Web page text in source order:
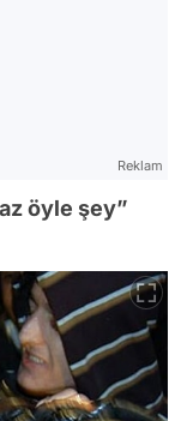
Reklam
öyle şey”